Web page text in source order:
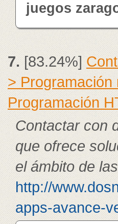
juegos
7.[83.24%]
>
Programación
Contactar con
que ofrece
el ámbito de
http://
apps-avance-